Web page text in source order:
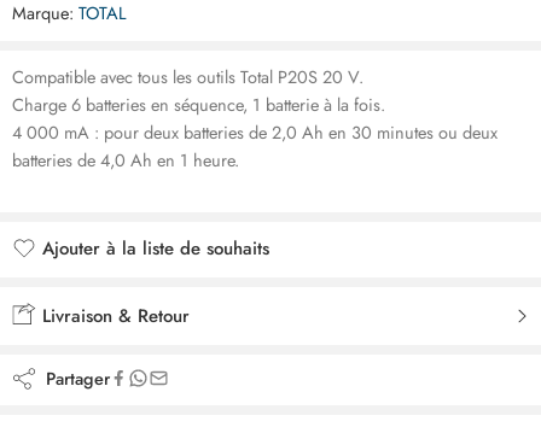
Marque: TOTAL
Compatible avec tous les outils Total P20S 20 V.
Charge 6 batteries en séquence, 1 batterie à la fois.
4 000 mA : pour deux batteries de 2,0 Ah en 30 minutes ou deux
batteries de 4,0 Ah en 1 heure.
Ajouter à la liste de souhaits
Livraison & Retour
Partager